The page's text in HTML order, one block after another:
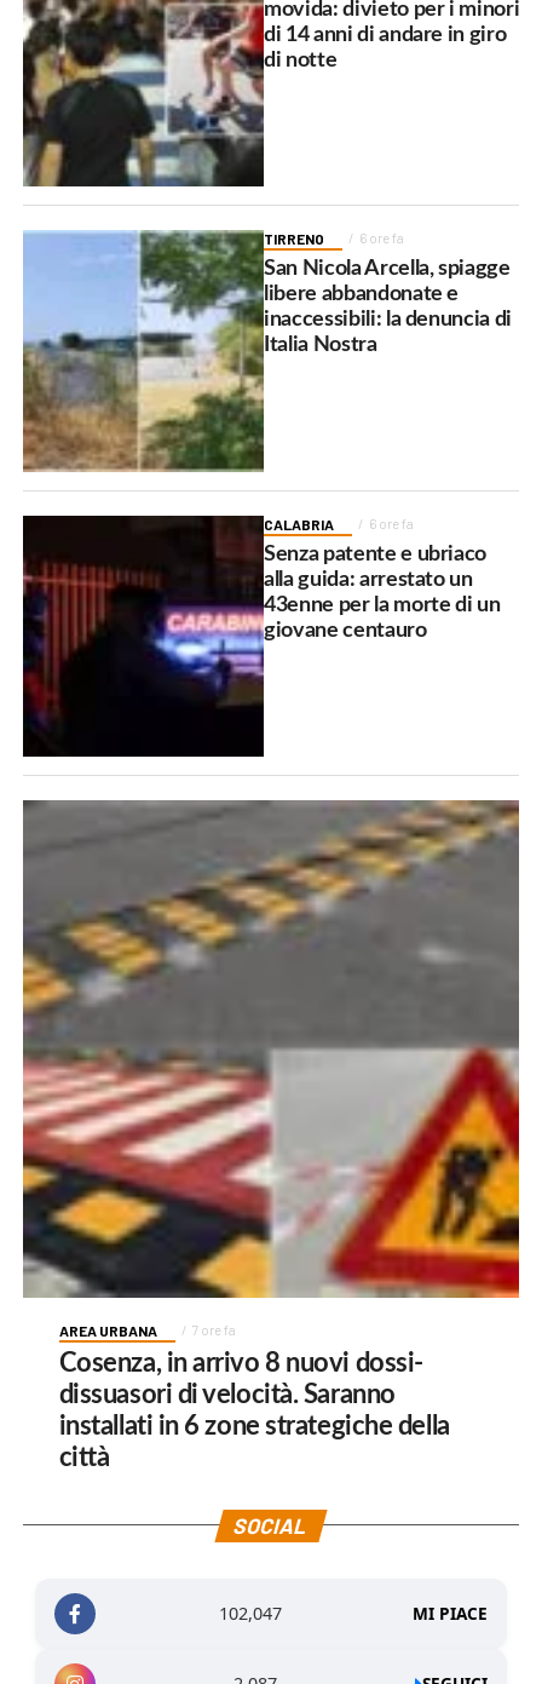
movida: divieto per i minori
di 14 anni di andare in giro
di notte
TIRRENO 6 ore fa
San Nicola Arcella, spiagge
libere abbandonate e
inaccessibili: la denuncia di
Italia Nostra
CALABRIA 6 ore fa
Senza patente e ubriaco
alla guida: arrestato un
43enne per la morte di un
giovane centauro
AREA URBANA 7 ore fa
Cosenza, in arrivo 8 nuovi dossi-
dissuasori di velocità. Saranno
installati in 6 zone strategiche della
città
SOCIAL
102,047 MI PIACE